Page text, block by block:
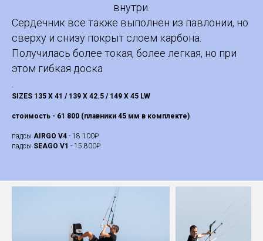
внутри.
Сердечник все также выполнен из павлонии, но
сверху и снизу покрыт слоем карбона.
Получилась более токая, более легкая, но при
этом гибкая доска
SIZES 135 X 41 / 139 X 42.5 / 149 X 45 LW
стоимость - 61 800 (плавники 45 мм в комплекте)
падсы AIRGO V4 - 18 100₽
падсы SEAGO V1 - 15 800₽